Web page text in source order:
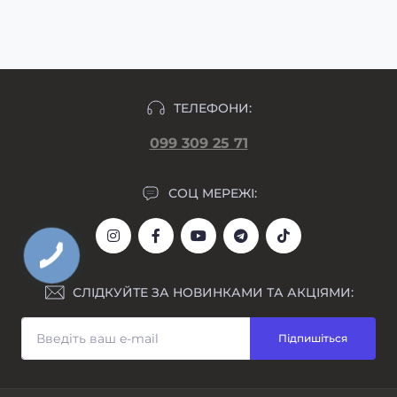
ТЕЛЕФОНИ:
099 309 25 71
СОЦ МЕРЕЖІ:
СЛІДКУЙТЕ ЗА НОВИНКАМИ ТА АКЦІЯМИ:
Підпишіться